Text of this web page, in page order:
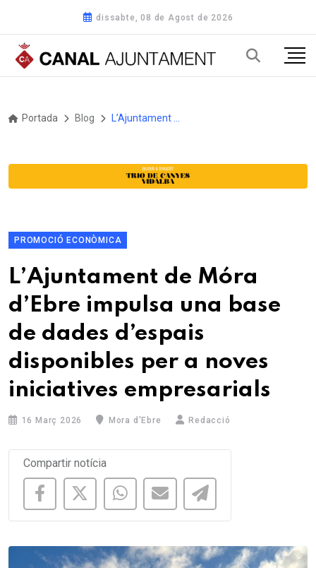
dissabte, 08 de Agost de 2026
Portada Blog
PROMOCIÓ ECONÒMICA
L’Ajuntament de Móra
d’Ebre impulsa una base
de dades d’espais
disponibles per a noves
iniciatives empresarials
16 Març 2026 Mora d'Ebre Redacció
Compartir notícia